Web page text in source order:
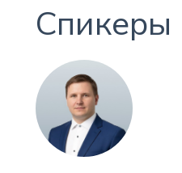
Спикеры